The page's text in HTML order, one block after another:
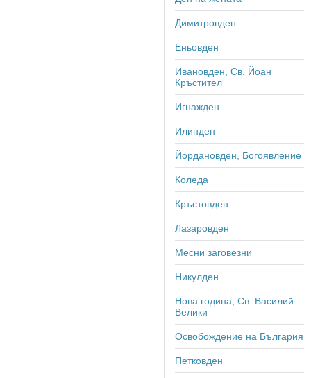
Димитровден
Еньовден
Ивановден, Св. Йоан
Кръстител
Игнажден
Илинден
Йордановден, Богоявление
Коледа
Кръстовден
Лазаровден
Месни заговезни
Никулден
Нова година, Св. Василий
Велики
Освобождение на България
Петковден